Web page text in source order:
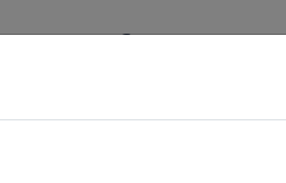
Comment ça
idéal !